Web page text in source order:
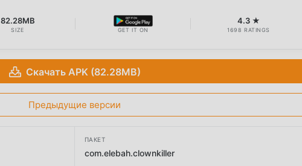
82.28MB
SIZE GET IT ON
4.3 ★
1698 RATINGS
Скачать APK (82.28MB)
Предыдущие версии
ПАКЕТ
com.elebah.clownkiller